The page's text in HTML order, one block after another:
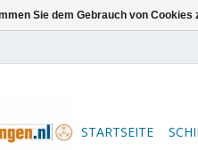
STARTSEITE
Sie dem Gebrauch von